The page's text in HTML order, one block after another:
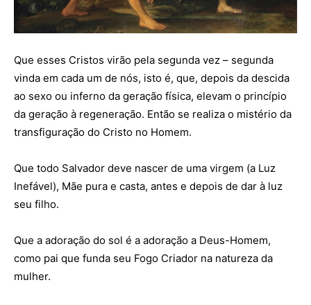
Que esses Cristos virão pela segunda vez – segunda
vinda em cada um de nós, isto é, que, depois da descida
ao sexo ou inferno da geração física, elevam o princípio
da geração à regeneração. Então se realiza o mistério da
transfiguração do Cristo no Homem.
Que todo Salvador deve nascer de uma virgem (a Luz
Inefável), Mãe pura e casta, antes e depois de dar à luz
seu filho.
Que a adoração do sol é a adoração a Deus-Homem,
como pai que funda seu Fogo Criador na natureza da
mulher.